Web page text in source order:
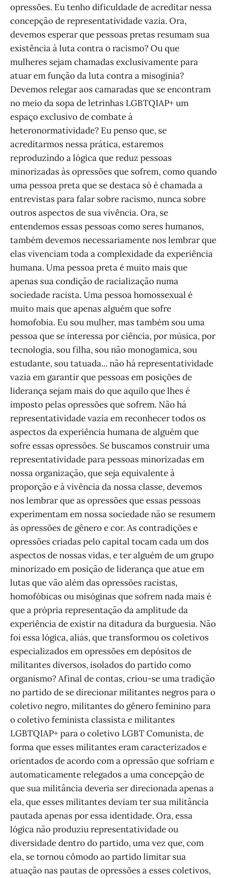
opressões. Eu tenho dificuldade de acreditar nessa
concepção de representatividade vazia. Ora,
devemos esperar que pessoas pretas resumam sua
existência à luta contra o racismo? Ou que
mulheres sejam chamadas exclusivamente para
atuar em função da luta contra a misoginia?
Devemos relegar aos camaradas que se encontram
no meio da sopa de letrinhas LGBTQIAP+ um
espaço exclusivo de combate à
heteronormatividade? Eu penso que, se
acreditarmos nessa prática, estaremos
reproduzindo a lógica que reduz pessoas
minorizadas às opressões que sofrem, como quando
uma pessoa preta que se destaca só é chamada a
entrevistas para falar sobre racismo, nunca sobre
outros aspectos de sua vivência. Ora, se
entendemos essas pessoas como seres humanos,
também devemos necessariamente nos lembrar que
elas vivenciam toda a complexidade da experiência
humana. Uma pessoa preta é muito mais que
apenas sua condição de racialização numa
sociedade racista. Uma pessoa homossexual é
muito mais que apenas alguém que sofre
homofobia. Eu sou mulher, mas também sou uma
pessoa que se interessa por ciência, por música, por
tecnologia, sou filha, sou não monogamica, sou
estudante, sou tatuada... não há representatividade
vazia em garantir que pessoas em posições de
liderança sejam mais do que aquilo que lhes é
imposto pelas opressões que sofrem. Não há
representatividade vazia em reconhecer todos os
aspectos da experiência humana de alguém que
sofre essas opressões. Se buscamos construir uma
representatividade para pessoas minorizadas em
nossa organização, que seja equivalente à
proporção e à vivência da nossa classe, devemos
nos lembrar que as opressões que essas pessoas
experimentam em nossa sociedade não se resumem
às opressões de gênero e cor. As contradições e
opressões criadas pelo capital tocam cada um dos
aspectos de nossas vidas, e ter alguém de um grupo
minorizado em posição de liderança que atue em
lutas que vão além das opressões racistas,
homofóbicas ou misóginas que sofrem nada mais é
que a própria representação da amplitude da
experiência de existir na ditadura da burguesia. Não
foi essa lógica, aliás, que transformou os coletivos
especializados em opressões em depósitos de
militantes diversos, isolados do partido como
organismo? Afinal de contas, criou-se uma tradição
no partido de se direcionar militantes negros para o
coletivo negro, militantes do gênero feminino para
o coletivo feminista classista e militantes
LGBTQIAP+ para o coletivo LGBT Comunista, de
forma que esses militantes eram caracterizados e
orientados de acordo com a opressão que sofriam e
automaticamente relegados a uma concepção de
que sua militância deveria ser direcionada apenas a
ela, que esses militantes deviam ter sua militância
pautada apenas por essa identidade. Ora, essa
lógica não produziu representatividade ou
diversidade dentro do partido, uma vez que, com
ela, se tornou cômodo ao partido limitar sua
atuação nas pautas de opressões a esses coletivos,